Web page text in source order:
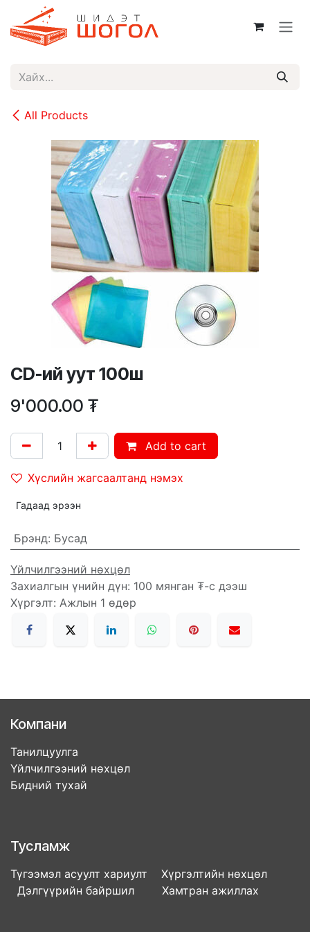
Skip to Content
All Products
CD-ий уут 100ш
9'000.00 ₮
Add to cart
Хүслийн жагсаалтанд нэмэх
Гадаад эрээн
Брэнд: Бусад
Үйлчилгээний нөхцөл
Захиалгын үнийн дүн: 100 мянган ₮-с дээш
Хүргэлт: Ажлын 1 өдөр
Компани
Танилцуулга
Үйлчилгээний нөхцөл
Бидний тухай
Тусламж
Түгээмэл асуулт хариулт Хүргэлтийн нөхцөл
Дэлгүүрийн байршил Хамтран ажиллах